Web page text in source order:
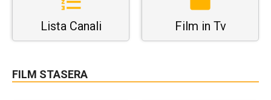
Lista Canali Film in Tv
FILM STASERA